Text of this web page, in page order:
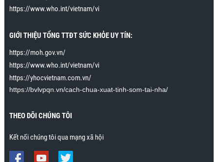
Mr. Nhân., Khánh Hòa
https://www.who.int/vietnam/vi
GIỚI THIỆU TỔNG TTĐT SỨC KHỎE UY TÍN:
https://moh.gov.vn/
https://www.who.int/vietnam/vi
https://yhocvietnam.com.vn/
https://bvlvpqn.vn/cach-chua-xuat-tinh-som-tai-nha/
THEO DÕI CHÚNG TÔI
Kết nối chúng tôi qua mạng xã hội